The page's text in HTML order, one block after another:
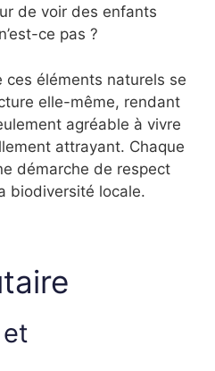
de voir des enfants
ce pas ?
ces éléments naturels se
elle-même, rendant
agréable à vivre
attrayant. Chaque
démarche de respect
biodiversité locale.